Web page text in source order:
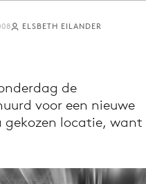
app
via de Adformatie
app
ELSBETH EILANDER
de
voor een nieuwe
gekozen locatie, want